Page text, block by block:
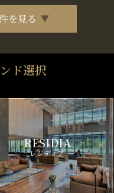
を見る
ド選択
RESIDIA
レジディア